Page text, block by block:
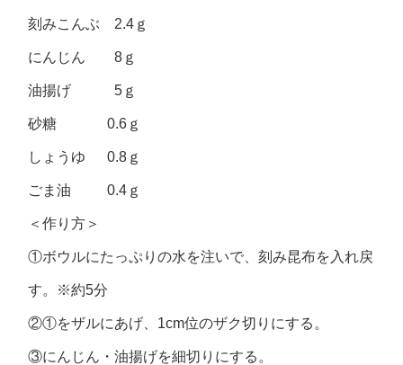
刻みこんぶ 2.4ｇ
にんじん 8ｇ
油揚げ 5ｇ
砂糖 0.6ｇ
しょうゆ 0.8ｇ
ごま油 0.4ｇ
＜作り方＞
①ボウルにたっぷりの水を注いで、刻み昆布を入れ戻
す。※約5分
②①をザルにあげ、1cm位のザク切りにする。
③にんじん・油揚げを細切りにする。